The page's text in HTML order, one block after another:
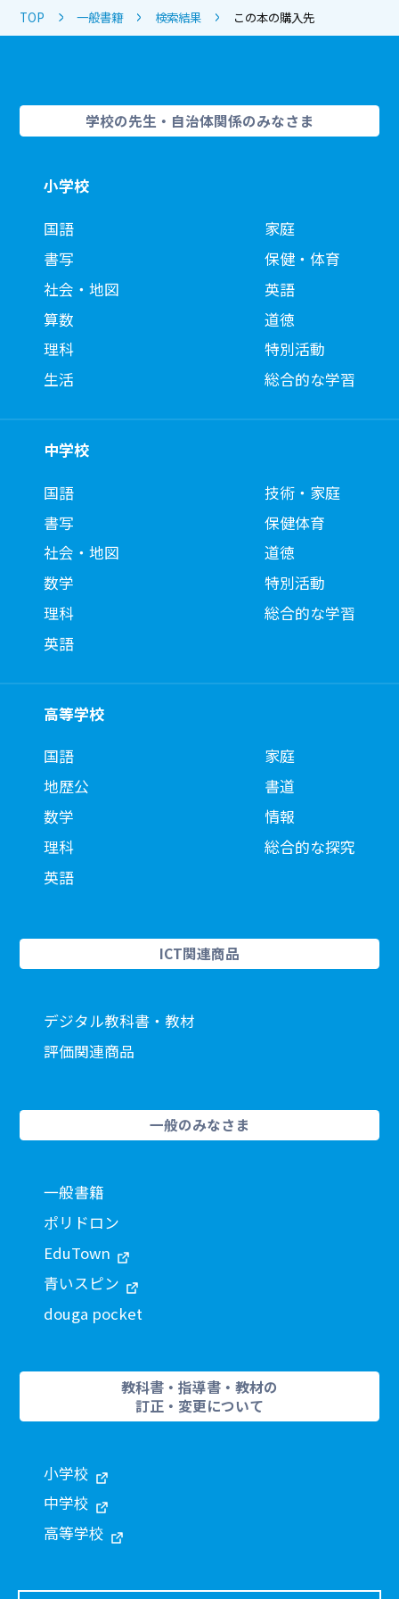
TOP 一般書籍 検索結果 この本の購入先
学校の先生・自治体関係のみなさま
小学校
国語
書写
社会・地図
算数
理科
生活
家庭
保健・体育
英語
道徳
特別活動
総合的な学習
中学校
国語
書写
社会・地図
数学
理科
英語
技術・家庭
保健体育
道徳
特別活動
総合的な学習
高等学校
国語
地歴公
数学
理科
英語
家庭
書道
情報
総合的な探究
ICT関連商品
デジタル教科書・教材
評価関連商品
一般のみなさま
一般書籍
ポリドロン
EduTown
青いスピン
douga pocket
教科書・指導書・教材の
訂正・変更について
小学校
中学校
高等学校